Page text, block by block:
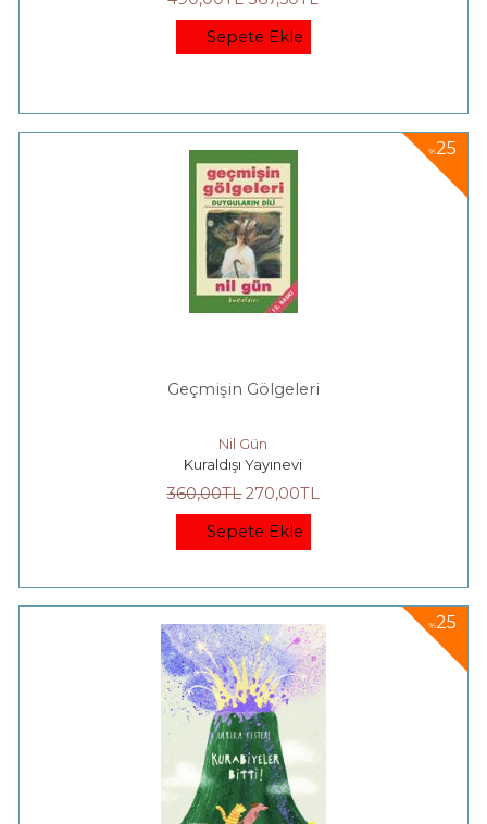
Sepete Ekle
%25
Geçmişin Gölgeleri
Nil Gün
Kuraldışı Yayınevi
360,00TL 270,00TL
Sepete Ekle
%25